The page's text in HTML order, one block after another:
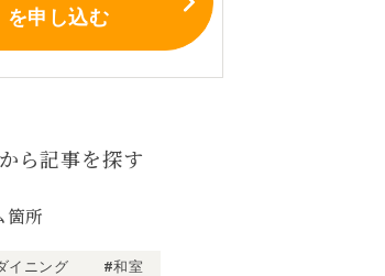
を申し込む
ら記事を探す
箇所
イニング
#和室